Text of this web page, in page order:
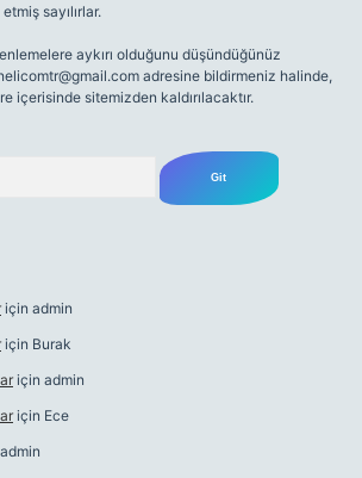
sayılırlar.
aykırı olduğunu düşündüğünüz
adresine bildirmeniz halinde,
içerisinde sitemizden kaldırılacaktır.
için admin
için Burak
için admin
için Ece
admin